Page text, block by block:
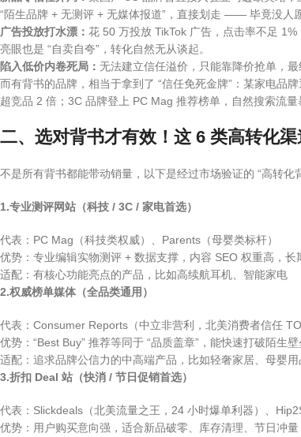
1001pallets
¥3,499
加入购物车
Actionee
¥583
加入购物车
Alovps
¥ 235
加入购物车
¥258
加入购物车
“陌生品牌 + 无测评 + 无媒体报道”，直接划走 —— 毕竟没人愿
广告投放打水漂： 花 50 万投放 TikTok 广告，点击率不足
亮眼也是 “自卖自夸”，转化自然无从谈起。
陷入低价内卷死局： 无法建立信任溢价，只能靠降价抢单，
而有背书的品牌，相当于拿到了 “信任免死金牌”：某家电品
超竞品 2 倍；3C 品牌登上 PC Mag 推荐榜单，自然搜索流
二、选对背书才有效！这 6 类高转化渠
不是所有背书都能带动销量，以下是经过市场验证的 “高转化
1.专业测评网站（科技 / 3C / 家电首选）
代表：PC Mag（科技类权威）、Parents（母婴类标杆）
优势：专业编辑实物测评 + 数据支撑，内容 SEO 权重高，长
适配：有核心功能亮点的产品，比如高续航耳机、智能家电
2.权威榜单媒体（全品类通用）
代表：Consumer Reports（中立非营利，北美消费者信任
优势：“Best Buy” 推荐等同于 “品质盖章”，能快速打破陌生壁
适配：追求品牌公信力的中高端产品，比如轻奢家居、母婴用
3.折扣 Deal 站（快消 / 节日促销首选）
代表：Slickdeals（北美流量之王，24 小时爆单利器）、
优势：用户购买意向强，适合新品破零、库存清理、节日冲量